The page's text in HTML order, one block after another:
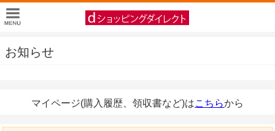
お知らせ
マイページ(購入履歴、領収書など)はこちらから